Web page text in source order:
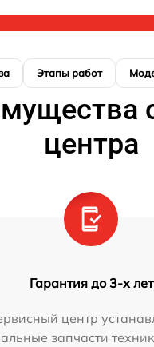
Этапы работ
центра
Гарантия до 3-х лет
центр
запчасти